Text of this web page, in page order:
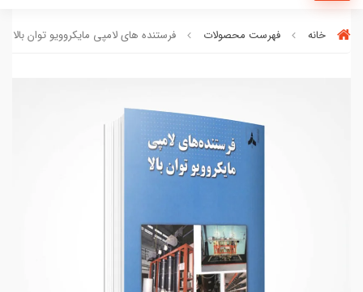
خانه فهرست محصولات فرستنده های لامپی مایکروویو توان بالا